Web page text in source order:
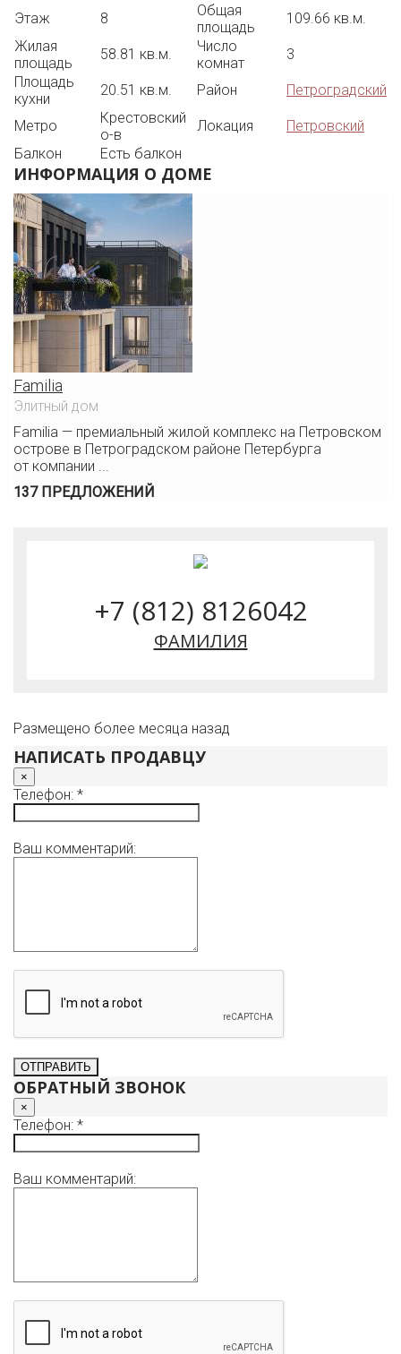
Этаж 8
Общая
площадь
109.66 кв.м.
Жилая
площадь
58.81 кв.м.
Число
комнат
3
Площадь
кухни
20.51 кв.м. Район Петроградский
Метро
Крестовский
о-в
Локация
Петровский
Балкон
Есть балкон
ИНФОРМАЦИЯ О ДОМЕ
Familia
Элитный дом
Familia — премиальный жилой комплекс на Петровском
острове в Петроградском районе Петербурга
от компании ...
137 ПРЕДЛОЖЕНИЙ
+7 (812) 8126042
ФАМИЛИЯ
Размещено более месяца назад
НАПИСАТЬ ПРОДАВЦУ
×
Телефон: *
Ваш комментарий:
ОБРАТНЫЙ ЗВОНОК
×
Телефон: *
Ваш комментарий: